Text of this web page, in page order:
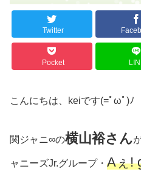
Twitter
Pocket
こんにちは、keiです(=ﾟωﾟ)ﾉ
関ジャニ∞の横山裕さん
ャニーズJr.グループ・ Aぇ!